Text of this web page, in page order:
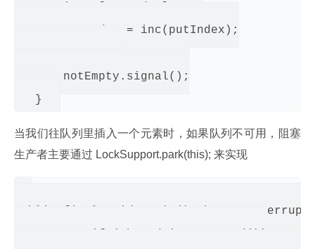
       putIndex = inc(putIndex);
       notEmpty.signal();
当我们往队列里插入一个元素时，如果队列不可用，阻塞
生产者主要通过 LockSupport.park(this); 来实现
public final void await() throws